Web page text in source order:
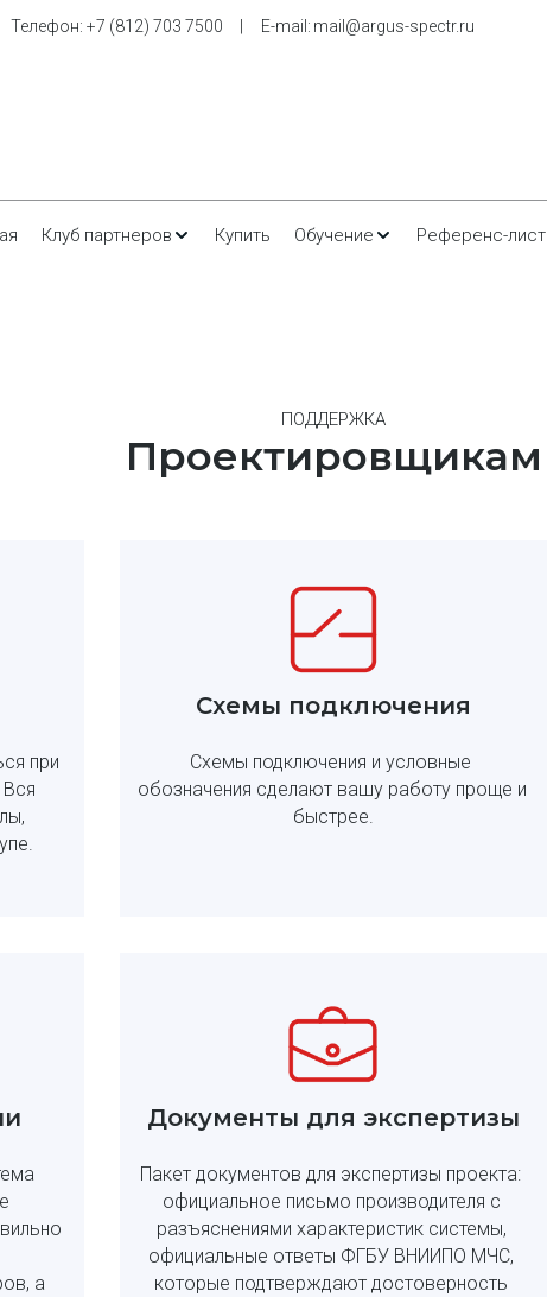
Телефон: +7 (812) 703 7500
     |     E-m
ail: mail@argus-spectr.ru
Клуб партнеров Купить Обучение Референс-лист
ПОДДЕРЖКА
Проектировщикам
при
Схемы подключения
Схемы подключения и условные
обозначения сделают вашу работу проще и
быстрее.
а
Документы для экспертизы
Пакет документов для экспертизы проекта:
официальное письмо производителя с
разъяснениями характеристик системы,
официальные ответы ФГБУ ВНИИПО МЧС,
которые подтверждают достоверность